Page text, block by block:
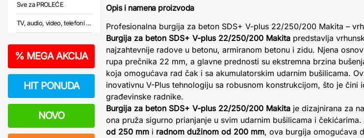
Sve za PROLEĆE
TV, audio, video, telefoni ...
% MEGA AKCIJA
HIT PONUDA
NOVO
Opis i namena proizvoda
Profesionalna burgija za beton SDS+ V-plus 22/250/200 Makita –
Burgija za beton SDS+ V-plus 22/250/200 Makita predstavlja
najzahtevnije radove u betonu, armiranom betonu i zidu. Njena
rupa prečnika 22 mm, a glavne prednosti su ekstremna brzina
koja omogućava rad čak i sa akumulatorskim udarnim bušilicama.
inovativnu V-Plus tehnologiju sa robusnom konstrukcijom, što je
građevinske radnike.
Burgija za beton SDS+ V-plus 22/250/200 Makita je dizajnirana za
ona pruža sigurno prianjanje u svim udarnim bušilicama i čekićarima.
od 250 mm i radnom dužinom od 200 mm, ova burgija omogućava